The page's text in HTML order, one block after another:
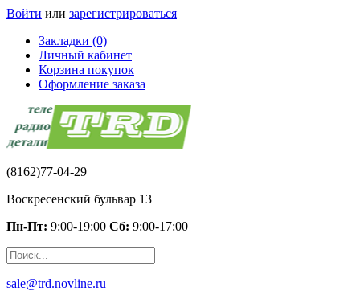
Войти или зарегистрироваться
Закладки (0)
Личный кабинет
Корзина покупок
Оформление заказа
(8162)77-04-29
Воскресенский бульвар 13
Пн-Пт: 9:00-19:00 Сб: 9:00-17:00
sale@trd.novline.ru